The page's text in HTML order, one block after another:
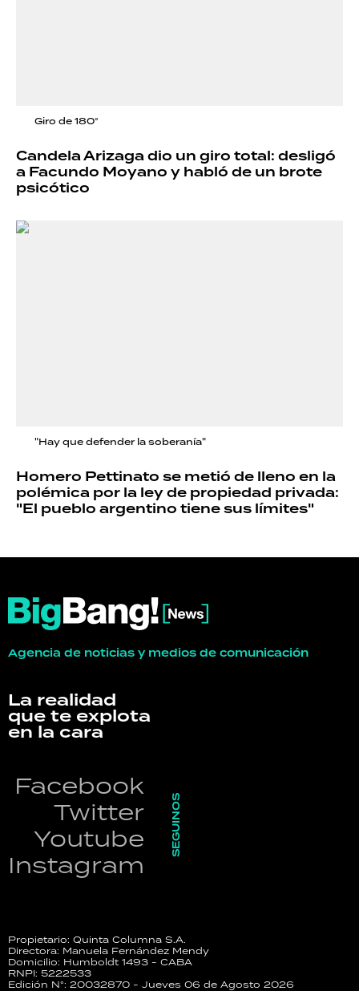
Giro de 180°
Candela Arizaga dio un giro total: desligó
a Facundo Moyano y habló de un brote
psicótico
"Hay que defender la soberanía"
Homero Pettinato se metió de lleno en la
polémica por la ley de propiedad privada:
"El pueblo argentino tiene sus límites"
Agencia de noticias y medios de comunicación
La realidad
que te explota
en la cara
Facebook
Twitter
Youtube
Instagram
SEGUINOS
Propietario: Quinta Columna S.A.
Directora: Manuela Fernández Mendy
Domicilio: Humboldt 1493 - CABA
RNPI: 5222533
Edición N°: 20032870 - Jueves 06 de Agosto 2026